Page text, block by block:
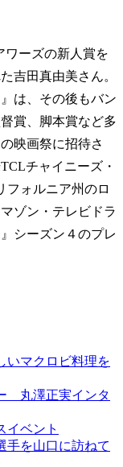
ワーズの新人賞を
吉田真由美さん。
は、その後もバン
賞、脚本賞など多
映画祭に招待さ
チャイニーズ・
フォルニア州のロ
ゾン・テレビドラ
シーズン４のプレ
マクロビ料理を
丸澤正実インタ
ベント
を山口に訪ねて